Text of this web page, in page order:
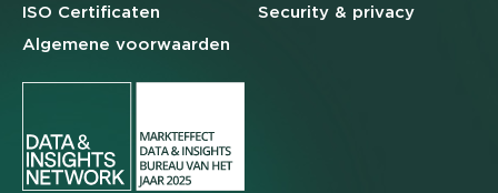
ISO Certificaten
Algemene voorwaarden
Security & privacy